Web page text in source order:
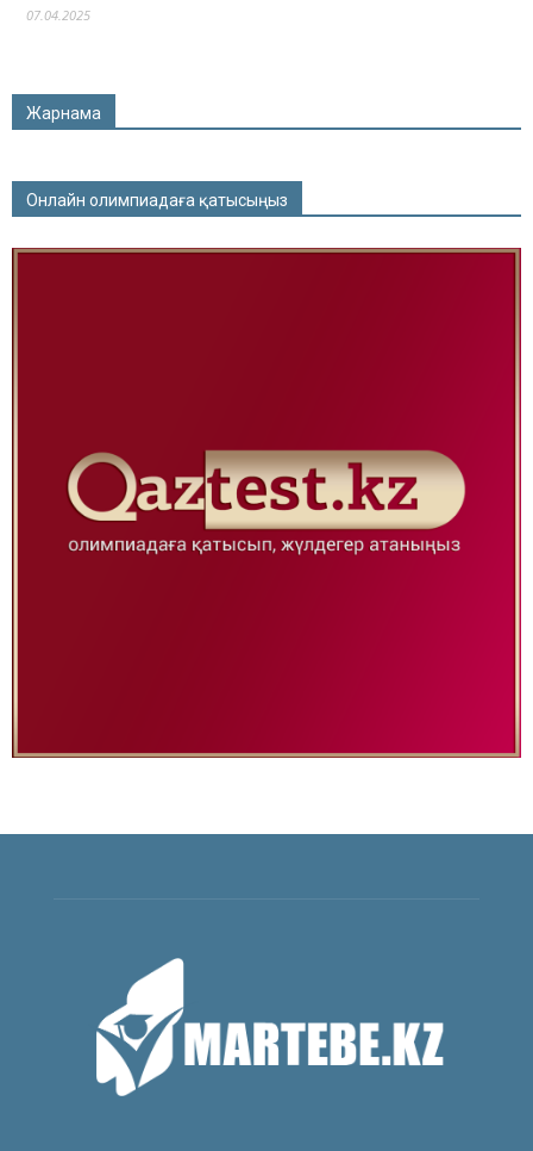
07.04.2025
Жарнама
Онлайн олимпиадаға қатысыңыз